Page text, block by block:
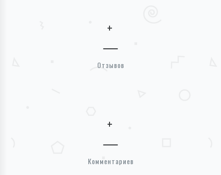
+
Отзывов
+
Комментариев